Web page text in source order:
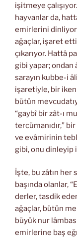
işitmeye
hayvanlar da,
emirlerini
ağaçlar, işaret
çıkarıyor. Hattâ
gibi yapar; ondan
sarayın kubbe-i
işaretiyle, bir
bütün
“gaybî bir zât-ı
tercümanıdır,” bir
ve evâmirinin
gibi, onu dinleyip
İşte, bu zâtın her
başında olanlar,
derler, tasdik
ağaçlar, bütün
büyük nur
emirlerine baş